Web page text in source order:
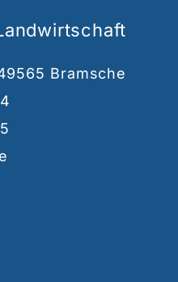
Bramsche